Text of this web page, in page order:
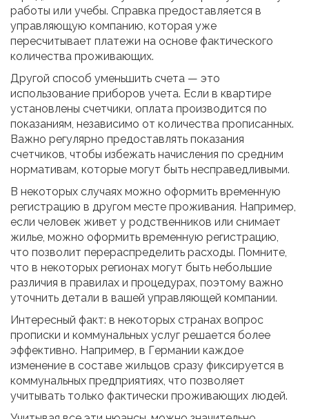
работы или учебы. Справка предоставляется в
управляющую компанию, которая уже
пересчитывает платежи на основе фактического
количества проживающих.
Другой способ уменьшить счета — это
использование приборов учета. Если в квартире
установлены счетчики, оплата производится по
показаниям, независимо от количества прописанных.
Важно регулярно предоставлять показания
счетчиков, чтобы избежать начисления по средним
нормативам, которые могут быть несправедливыми.
В некоторых случаях можно оформить временную
регистрацию в другом месте проживания. Например,
если человек живет у родственников или снимает
жилье, можно оформить временную регистрацию,
что позволит перераспределить расходы. Помните,
что в некоторых регионах могут быть небольшие
различия в правилах и процедурах, поэтому важно
уточнить детали в вашей управляющей компании.
Интересный факт: в некоторых странах вопрос
прописки и коммунальных услуг решается более
эффективно. Например, в Германии каждое
изменение в составе жильцов сразу фиксируется в
коммунальных предприятиях, что позволяет
учитывать только фактически проживающих людей.